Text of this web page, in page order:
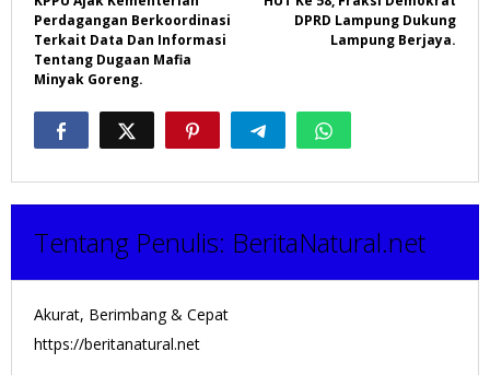
pos
Perdagangan Berkoordinasi
Terkait Data Dan Informasi
Tentang Dugaan Mafia
Minyak Goreng.
DPRD Lampung Dukung
Lampung Berjaya.
Tentang Penulis: BeritaNatural.net
Akurat, Berimbang & Cepat
https://beritanatural.net